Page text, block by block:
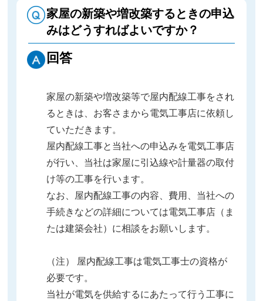
家屋の新築や増改築するときの申込
みはどうすればよいですか？
回答
家屋の新築や増改築等で屋内配線工事をされ
るときは、お客さまから電気工事店に依頼し
ていただきます。
屋内配線工事と当社への申込みを電気工事店
が行い、当社は家屋に引込線や計量器の取付
け等の工事を行います。
なお、屋内配線工事の内容、費用、当社への
手続きなどの詳細については電気工事店（ま
たは建築会社）に相談をお願いします。
（注） 屋内配線工事は電気工事士の資格が
必要です。
当社が電気を供給するにあたって行う工事に